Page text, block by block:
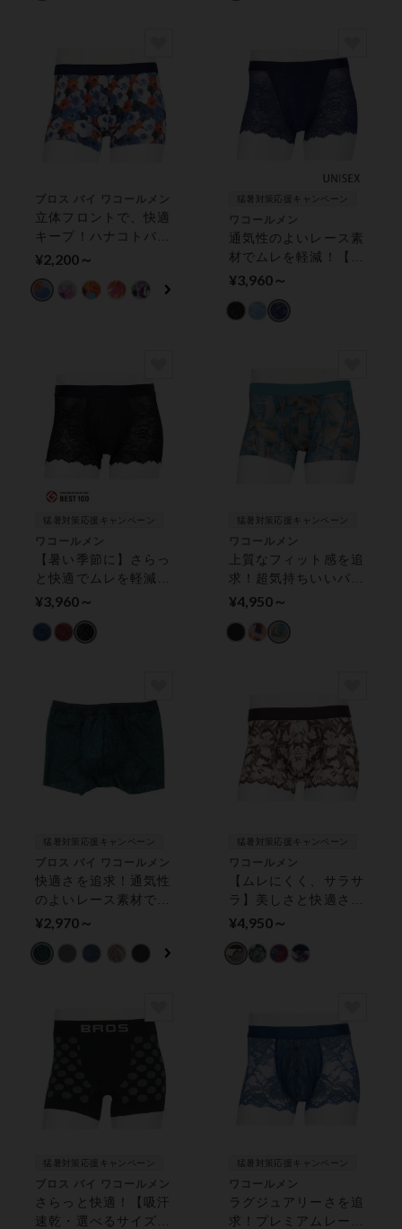
ブロス バイ ワコールメン
立体フロントで、快適
キープ！ハナコトバパ
ンツ【環境配慮】 メ
¥2,200～
猛暑対策応援キャンペーン
ワコールメン
通気性のよいレース素
材でムレを軽減！【メ
ンズレースボクサー
ボクサーパンツ（前閉
¥3,960～
猛暑対策応援キャンペーン
ワコールメン
【暑い季節に】さらっ
と快適でムレを軽減／
通気性のよいレース素
（前閉じ）
¥3,960～
猛暑対策応援キャンペーン
ワコールメン
上質なフィット感を追
求！超気持ちいいパン
ツ／動きにフィットし
ツ メンズボクサーパ
¥4,950～
猛暑対策応援キャンペーン
ブロス バイ ワコールメン
快適さを追求！通気性
のよいレース素材でム
レを軽減！【レースボ
ンツ（前閉じ）
¥2,970～
猛暑対策応援キャンペーン
ワコールメン
【ムレにくく、サラサ
ラ】美しさと快適さを
追求したデザイン ボ
じ）
¥4,950～
猛暑対策応援キャンペーン
ブロス バイ ワコールメン
さらっと快適！【吸汗
速乾・選べるサイズの
猛暑対策応援キャンペーン
ワコールメン
ラグジュアリーさを追
求！プレミアムレース